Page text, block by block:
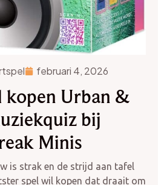
februari 4, 2026
kopen Urban &
bij
Minis
is strak en de strijd aan tafel
spel wil kopen dat draait om